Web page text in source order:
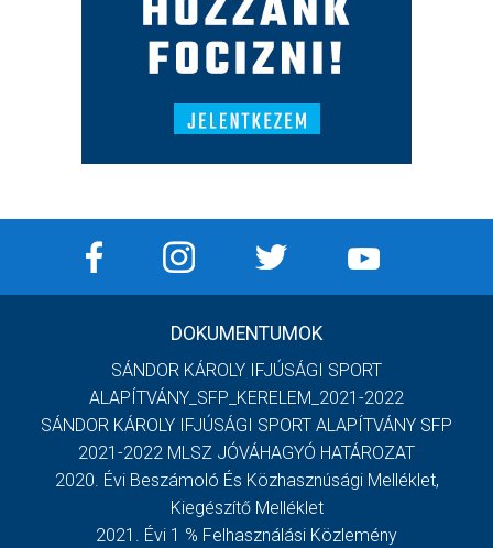
DOKUMENTUMOK
SÁNDOR KÁROLY IFJÚSÁGI SPORT
ALAPÍTVÁNY_SFP_KERELEM_2021-2022
SÁNDOR KÁROLY IFJÚSÁGI SPORT ALAPÍTVÁNY SFP
2021-2022 MLSZ JÓVÁHAGYÓ HATÁROZAT
2020. Évi Beszámoló És Közhasznúsági Melléklet,
Kiegészítő Melléklet
2021. Évi 1 % Felhasználási Közlemény